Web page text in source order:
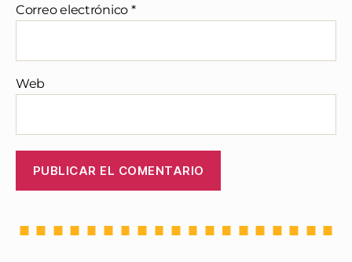
Correo electrónico *
Web